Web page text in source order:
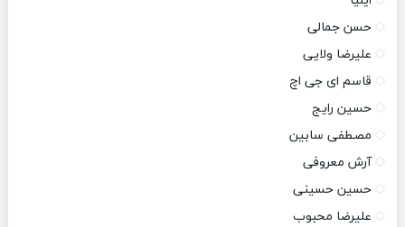
حسن جمالی
علیرضا ولایی
قاسم ای جی اچ
حسین رایج
مصطفی سابین
آرش معروفی
حسین حسینی
علیرضا محبوب